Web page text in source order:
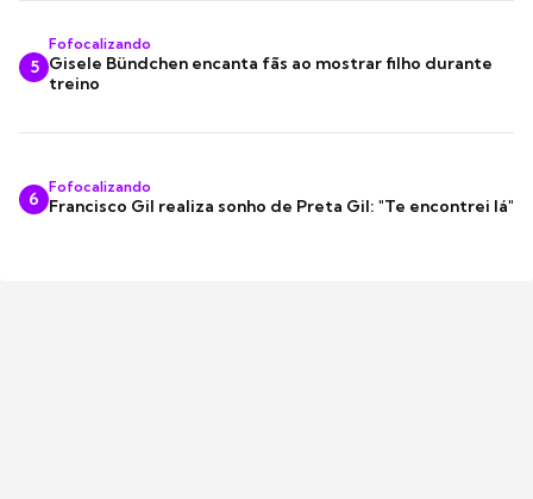
5
Fofocalizando
Gisele Bündchen encanta fãs ao mostrar filho durante
treino
6
Fofocalizando
Francisco Gil realiza sonho de Preta Gil: "Te encontrei lá"